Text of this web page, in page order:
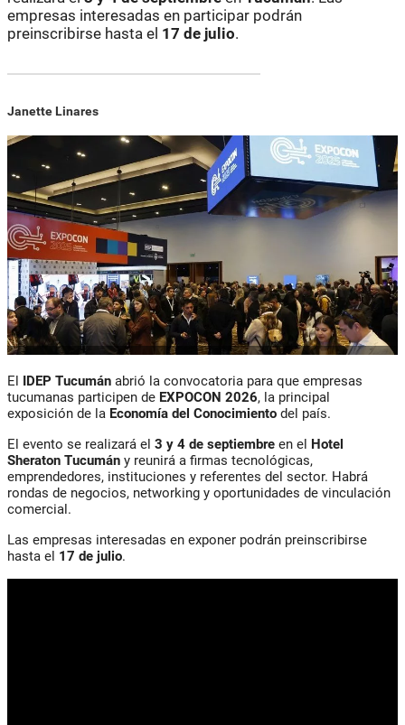
empresas interesadas en participar podrán
preinscribirse hasta el 17 de julio.
Janette Linares
El IDEP Tucumán abrió la convocatoria para que empresas
tucumanas participen de EXPOCON 2026, la principal
exposición de la Economía del Conocimiento del país.
El evento se realizará el 3 y 4 de septiembre en el Hotel
Sheraton Tucumán y reunirá a firmas tecnológicas,
emprendedores, instituciones y referentes del sector. Habrá
rondas de negocios, networking y oportunidades de vinculación
comercial.
Las empresas interesadas en exponer podrán preinscribirse
hasta el 17 de julio.